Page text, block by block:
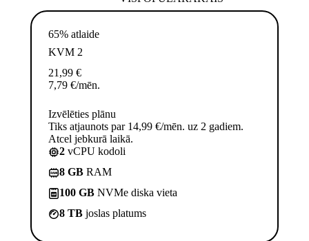
65% atlaide
KVM 2
21,99 €
7,79 €/mēn.
Izvēlēties plānu
Tiks atjaunots par 14,99 €/mēn. uz 2 gadiem.
Atcel jebkurā laikā.
2 vCPU kodoli
8 GB RAM
100 GB NVMe diska vieta
8 TB joslas platums